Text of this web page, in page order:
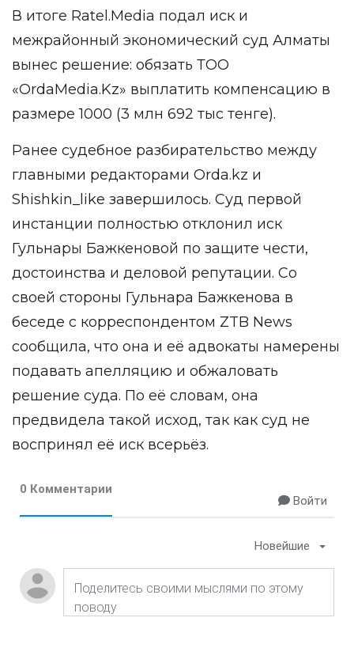
В итоге Ratel.Media подал иск и
межрайонный экономический суд Алматы
вынес решение: обязать ТОО
«OrdaMedia.Kz» выплатить компенсацию в
размере 1000 (3 млн 692 тыс тенге).
Ранее судебное разбирательство между
главными редакторами Orda.kz и
Shishkin_like завершилось. Суд первой
инстанции полностью отклонил иск
Гульнары Бажкеновой по защите чести,
достоинства и деловой репутации. Со
своей стороны Гульнара Бажкенова в
беседе с корреспондентом ZTB News
сообщила, что она и её адвокаты намерены
подавать апелляцию и обжаловать
решение суда. По её словам, она
предвидела такой исход, так как суд не
воспринял её иск всерьёз.
0 Комментарии
Войти
Новейшие